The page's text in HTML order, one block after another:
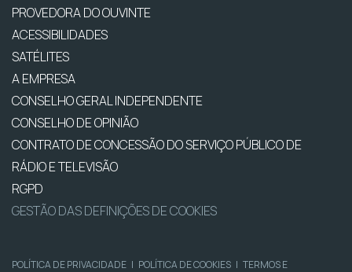
PROVEDORA DO OUVINTE
ACESSIBILIDADES
SATÉLITES
A EMPRESA
CONSELHO GERAL INDEPENDENTE
CONSELHO DE OPINIÃO
CONTRATO DE CONCESSÃO DO SERVIÇO PÚBLICO DE
RÁDIO E TELEVISÃO
RGPD
GESTÃO DAS DEFINIÇÕES DE COOKIES
POLÍTICA DE PRIVACIDADE | POLÍTICA DE COOKIES | TERMOS E